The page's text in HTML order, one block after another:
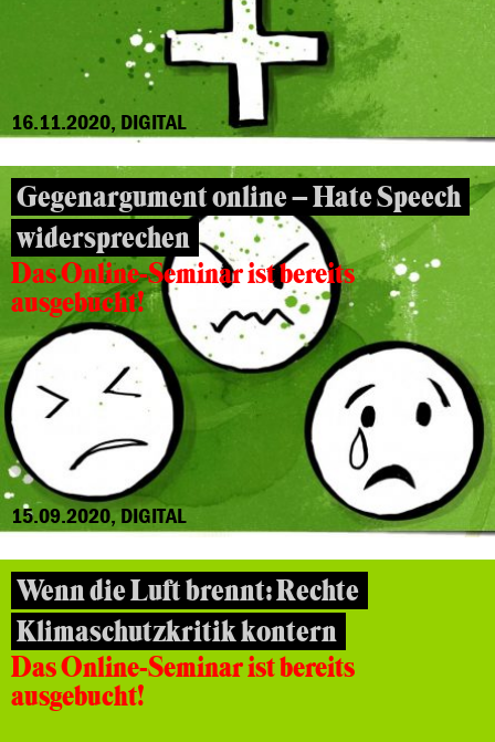
16.11.2020, DIGITAL
Gegenargument online – Hate Speech
widersprechen
Das Online-Seminar ist bereits
ausgebucht!
15.09.2020, DIGITAL
Wenn die Luft brennt: Rechte
Klimaschutzkritik kontern
Das Online-Seminar ist bereits
ausgebucht!